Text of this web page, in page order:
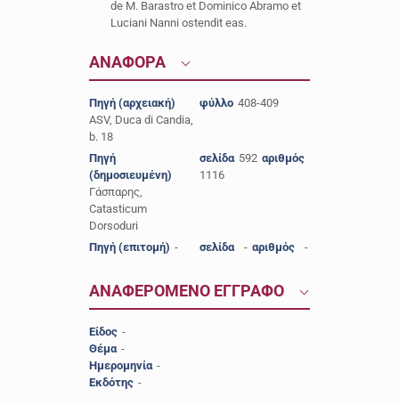
de M. Barastro et Dominico Abramo et
Luciani Nanni ostendit eas.
ΑΝΑΦΟΡΑ
Πηγή (αρχειακή)
ASV, Duca di Candia,
b. 18
φύλλο 408-409
Πηγή
(δημοσιευμένη)
Γάσπαρης,
Catasticum
Dorsoduri
σελίδα 592 αριθμός
1116
Πηγή (επιτομή) - σελίδα - αριθμός -
ΑΝΑΦΕΡΟΜΕΝΟ ΕΓΓΡΑΦΟ
Είδος -
Θέμα -
Ημερομηνία -
Εκδότης -